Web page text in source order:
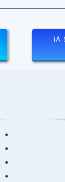
خرید طلا ۱۸